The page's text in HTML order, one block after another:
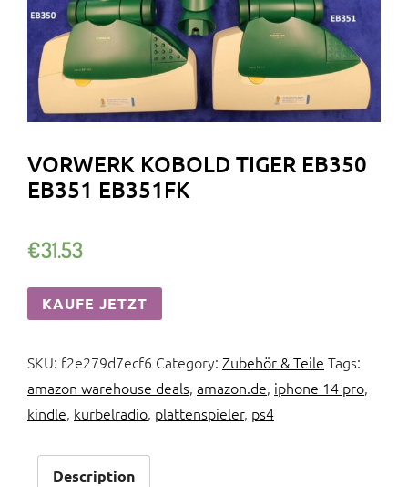
VORWERK KOBOLD TIGER EB350
EB351 EB351FK
€31.53
KAUFE JETZT
SKU: f2e279d7ecf6 Category: Zubehör & Teile Tags:
amazon warehouse deals, amazon.de, iphone 14 pro,
kindle, kurbelradio, plattenspieler, ps4
Description